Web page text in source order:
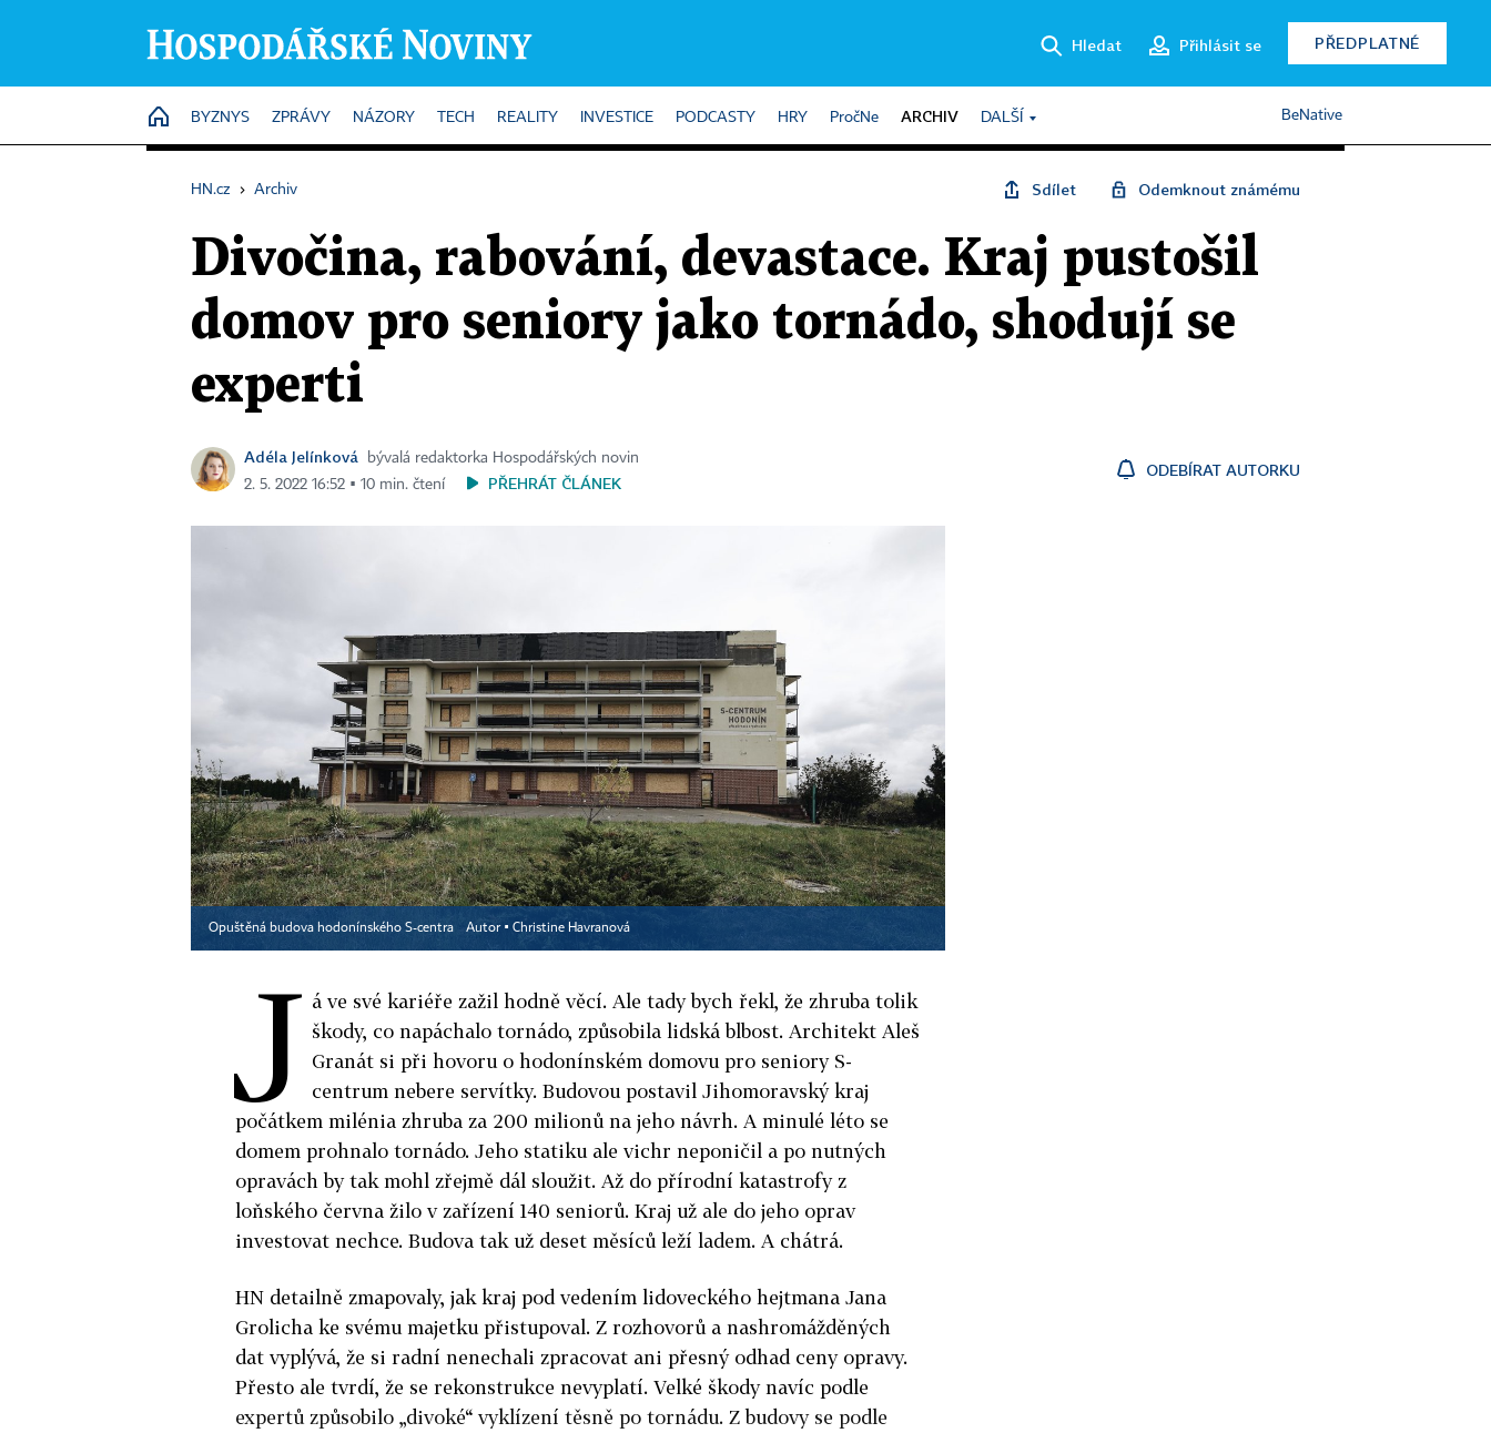
Hledat Přihlásit se PŘEDPLATNÉ
HOME
BYZNYS ZPRÁVY NÁZORY TECH REALITY INVESTICE PODCASTY HRY PročNe ARCHIV DALŠÍ BeNative
HN.cz › Archiv Sdílet Odemknout známému
Divočina, rabování, devastace. Kraj pustošil
domov pro seniory jako tornádo, shodují se
experti
Adéla Jelínková
bývalá redaktorka Hospodářských novin
2. 5. 2022 16:52 ▪ 10 min. čtení
PŘEHRÁT ČLÁNEK
ODEBÍRAT AUTORKU
Opuštěná budova hodonínského S-centra Autor ▪ Christine Havranová
J á ve své kariéře zažil hodně věcí. Ale tady bych řekl, že zhruba tolik
škody, co napáchalo tornádo, způsobila lidská blbost. Architekt Aleš
Granát si při hovoru o hodonínském domovu pro seniory S-
centrum nebere servítky. Budovou postavil Jihomoravský kraj
počátkem milénia zhruba za 200 milionů na jeho návrh. A minulé léto se
domem prohnalo tornádo. Jeho statiku ale vichr neponičil a po nutných
opravách by tak mohl zřejmě dál sloužit. Až do přírodní katastrofy z
loňského června žilo v zařízení 140 seniorů. Kraj už ale do jeho oprav
investovat nechce. Budova tak už deset měsíců leží ladem. A chátrá.
HN detailně zmapovaly, jak kraj pod vedením lidoveckého hejtmana Jana
Grolicha ke svému majetku přistupoval. Z rozhovorů a nashromážděných
dat vyplývá, že si radní nenechali zpracovat ani přesný odhad ceny opravy.
Přesto ale tvrdí, že se rekonstrukce nevyplatí. Velké škody navíc podle
expertů způsobilo „divoké“ vyklízení těsně po tornádu. Z budovy se podle